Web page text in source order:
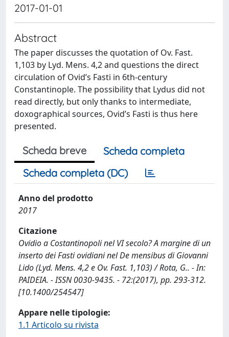
2017-01-01
Abstract
The paper discusses the quotation of Ov. Fast.
1,103 by Lyd. Mens. 4,2 and questions the direct
circulation of Ovid’s Fasti in 6th-century
Constantinople. The possibility that Lydus did not
read directly, but only thanks to intermediate,
doxographical sources, Ovid’s Fasti is thus here
presented.
Scheda breve
Scheda completa
Scheda completa (DC)
Anno del prodotto
2017
Citazione
Ovidio a Costantinopoli nel VI secolo? A margine di un
inserto dei Fasti ovidiani nel De mensibus di Giovanni
Lido (Lyd. Mens. 4,2 e Ov. Fast. 1,103) / Rota, G.. - In:
PAIDEIA. - ISSN 0030-9435. - 72:(2017), pp. 293-312.
[10.1400/254547]
Appare nelle tipologie:
1.1 Articolo su rivista